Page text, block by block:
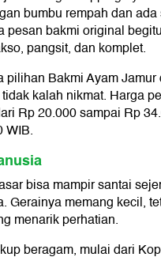
bumbu rempah dan
pesan bakmi original
pangsit, dan komplet.
pilihan Bakmi Ayam Jamur
kalah nikmat. Harga
Rp 20.000 sampai Rp
WIB.
bisa mampir santai
Gerainya memang kecil,
menarik perhatian.
beragam, mulai dari